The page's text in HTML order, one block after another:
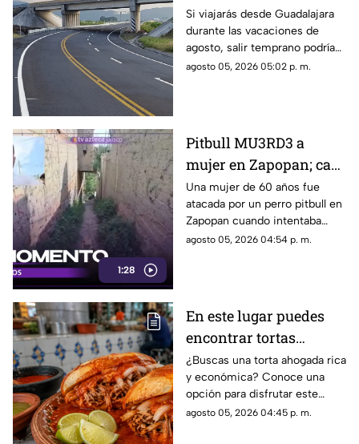
para evitar tráfico en
vacaciones?
Si viajarás desde Guadalajara
durante las vacaciones de
agosto, salir temprano podría
ayudarte a evitar tráfico, lluvias
agosto 05, 2026 05:02 p. m.
1:28
Pitbull MU3RD3 a
mujer en Zapopan; casi
le 4RR4NCA la muñeca
y podría perder el brazo
Una mujer de 60 años fue
atacada por un perro pitbull en
Zapopan cuando intentaba
proteger a unas niñas.
agosto 05, 2026 04:54 p. m.
En este lugar puedes
encontrar tortas
ahogadas baratas y
ricas en Guadalajara
¿Buscas una torta ahogada rica
y económica? Conoce una
opción para disfrutar este
platillo tapatío sin gastar de
agosto 05, 2026 04:45 p. m.